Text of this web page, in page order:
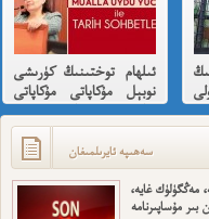
بارمۇ
رادىيوسى
ئىلھام توختىنىڭ كۈرىشى
نوبېل مۇكاپاتى مۇكاپاتى
بىلەن شەرەپلەندۈرۈشكە
لايىقتۇر
سەھىپە ئايرىلمىغان
مەڭگۈلۈك غايە،
بىر مۇساپىرنامە